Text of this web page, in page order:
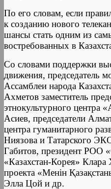
По его словам, если
к созданию нового
шансы стать одним из
востребованных в
Со словами поддержки
движения, председатель
Ассамблеи народа
Ахметов заместитель
этнокультурного центра
Асиев, председатели
центра гуманитарного
Ниязова и Татарского
Габитов, президент РОО
«Казахстан-Корея» Клара
проекта «Менiн
Элла Цой и др.